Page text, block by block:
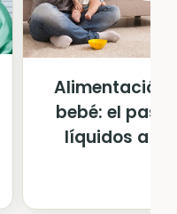
Alimentación
bebé: el paso
líquidos a